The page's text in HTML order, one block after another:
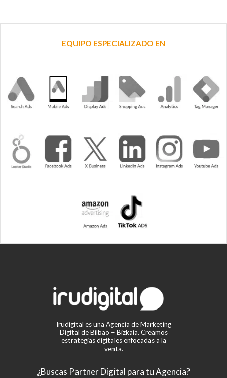
EQUIPO ESPECIALIZADO EN
Irudigital es una Agencia de Marketing
Digital de Bilbao – Bizkaia. Creamos
estrategias digitales enfocadas a la
venta.
¿Buscas Partner Digital para tu Agencia?